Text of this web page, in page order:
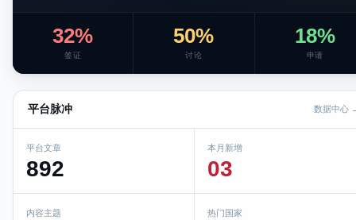
32%
签证
50%
讨论
18%
申请
平台脉冲 数据中心
平台文章
892
本月新增
03
内容主题 热门国家